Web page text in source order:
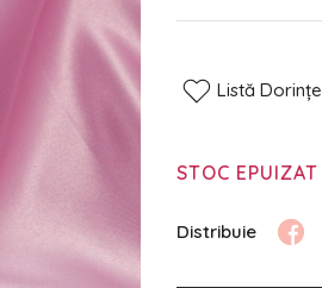
Listă Dorințe
STOC EPUIZAT